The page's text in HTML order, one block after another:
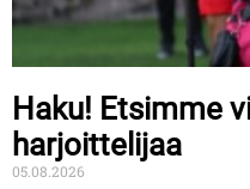
Haku! Etsimme
harjoittelijaa
05.08.2026